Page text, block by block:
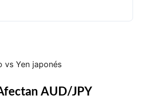
vs Yen japonés
AUD/JPY